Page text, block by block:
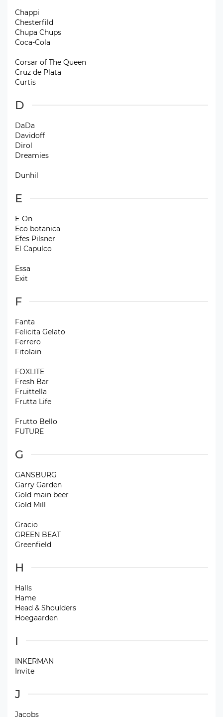
Chappi
Chesterfild
Chupa Chups
Coca-Cola
Corsar of The Queen
Cruz de Plata
Curtis
D
DaDa
Davidoff
Dirol
Dreamies
Dunhil
E
E-On
Eco botanica
Efes Pilsner
El Capulco
Essa
Exit
F
Fanta
Felicita Gelato
Ferrero
Fitolain
FOXLITE
Fresh Bar
Fruittella
Frutta Life
Frutto Bello
FUTURE
G
GANSBURG
Garry Garden
Gold main beer
Gold Mill
Gracio
GREEN BEAT
Greenfield
H
Halls
Hame
Head & Shoulders
Hoegaarden
I
INKERMAN
Invite
J
Jacobs